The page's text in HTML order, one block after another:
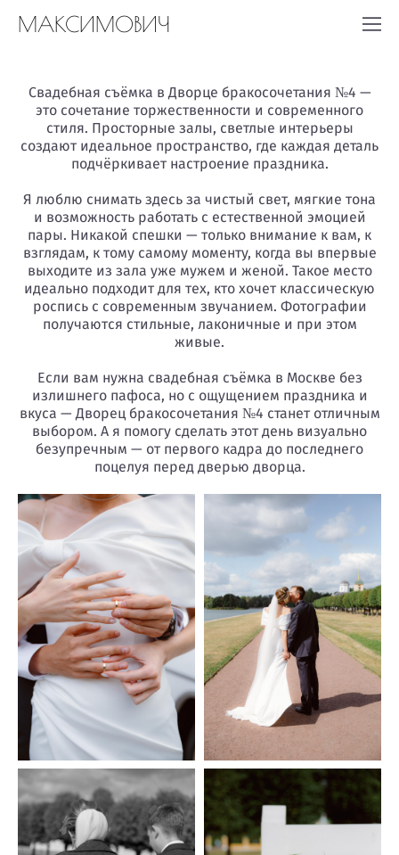
МАКСИМОВИЧ
Свадебная съёмка в Дворце бракосочетания №4 —
это сочетание торжественности и современного
стиля. Просторные залы, светлые интерьеры
создают идеальное пространство, где каждая деталь
подчёркивает настроение праздника.
Я люблю снимать здесь за чистый свет, мягкие тона
и возможность работать с естественной эмоцией
пары. Никакой спешки — только внимание к вам, к
взглядам, к тому самому моменту, когда вы впервые
выходите из зала уже мужем и женой. Такое место
идеально подходит для тех, кто хочет классическую
роспись с современным звучанием. Фотографии
получаются стильные, лаконичные и при этом
живые.
Если вам нужна свадебная съёмка в Москве без
излишнего пафоса, но с ощущением праздника и
вкуса — Дворец бракосочетания №4 станет отличным
выбором. А я помогу сделать этот день визуально
безупречным — от первого кадра до последнего
поцелуя перед дверью дворца.